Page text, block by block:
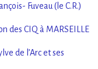
Fuveau (le C.R.)
des CIQ à MARSEILLE
de l’Arc et ses